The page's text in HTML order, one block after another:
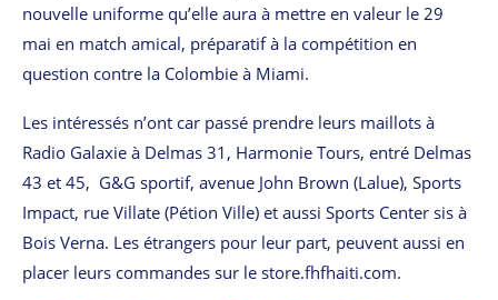
nouvelle uniforme qu’elle aura à mettre en valeur le 29
mai en match amical, préparatif à la compétition en
question contre la Colombie à Miami.
Les intéressés n’ont car passé prendre leurs maillots à
Radio Galaxie à Delmas 31, Harmonie Tours, entré Delmas
43 et 45, G&G sportif, avenue John Brown (Lalue), Sports
Impact, rue Villate (Pétion Ville) et aussi Sports Center sis à
Bois Verna. Les étrangers pour leur part, peuvent aussi en
placer leurs commandes sur le store.fhfhaiti.com.